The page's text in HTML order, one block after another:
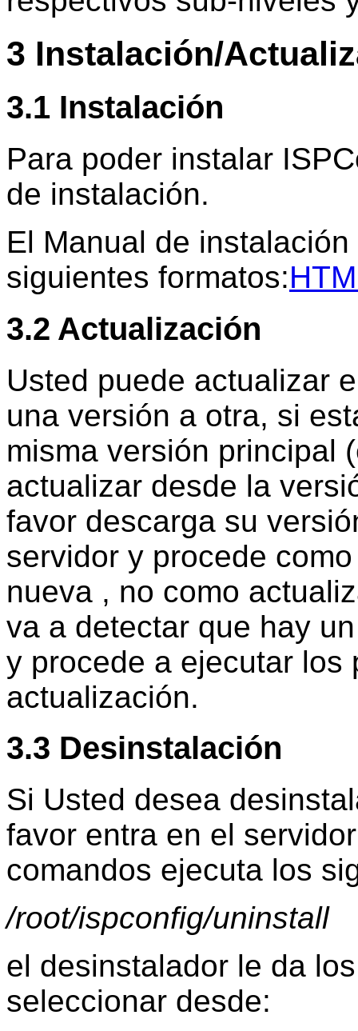
3 Instalación/
3.1 Instalación
Para poder instalar
de instalación.
El Manual de
siguientes formatos:
3.2 Actualización
Usted puede actualizar
una versión a otra, si
misma versión principal
actualizar desde la
favor descarga su
servidor y procede
nueva , no como
va a detectar que hay
y procede a ejecutar los
actualización.
3.3 Desinstalación
Si Usted desea
favor entra en el
comandos ejecuta los
/root/ispconfig/uninstall
el desinstalador le da
seleccionar desde: